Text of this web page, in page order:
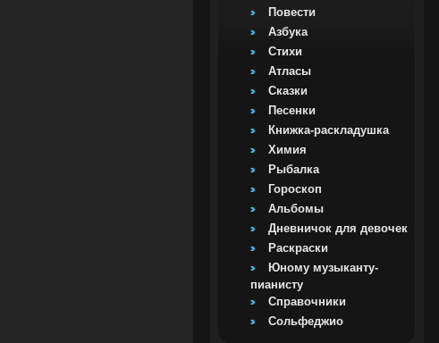
Повести
Азбука
Стихи
Атласы
Сказки
Песенки
Книжка-раскладушка
Химия
Рыбалка
Гороскоп
Альбомы
Дневничок для девочек
Раскраски
Юному музыканту-
пианисту
Справочники
Сольфеджио